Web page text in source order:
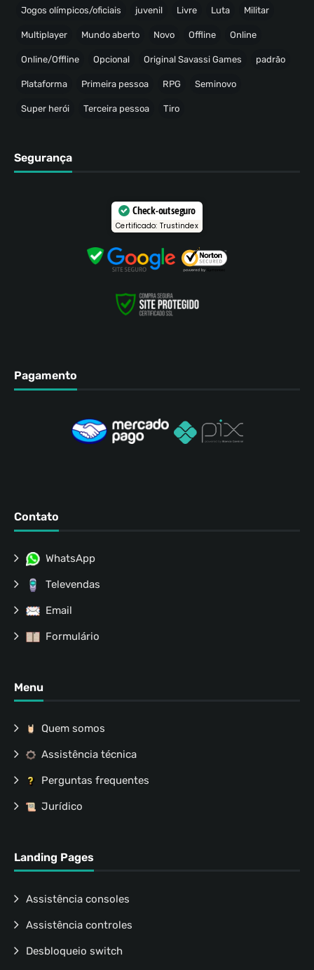
Jogos olímpicos/oficiais juvenil Livre Luta Militar
Multiplayer Mundo aberto Novo Offline Online
Online/Offline Opcional Original Savassi Games padrão
Plataforma Primeira pessoa RPG Seminovo
Super herói Terceira pessoa Tiro
Segurança
Check-out seguro
Certificado: Trustindex
Pagamento
Contato
WhatsApp
Televendas
Email
Formulário
Menu
Quem somos
Assistência técnica
Perguntas frequentes
Jurídico
Landing Pages
Assistência consoles
Assistência controles
Desbloqueio switch